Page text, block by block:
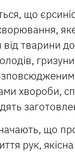
що
від тварини
хвороби,
що
рук, якісна